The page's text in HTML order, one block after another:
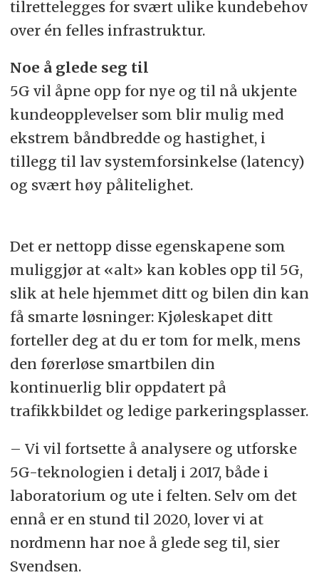
tilrettelegges for svært ulike kundebehov
over én felles infrastruktur.
Noe å glede seg til
5G vil åpne opp for nye og til nå ukjente
kundeopplevelser som blir mulig med
ekstrem båndbredde og hastighet, i
tillegg til lav systemforsinkelse (latency)
og svært høy pålitelighet.
Det er nettopp disse egenskapene som
muliggjør at «alt» kan kobles opp til 5G,
slik at hele hjemmet ditt og bilen din kan
få smarte løsninger: Kjøleskapet ditt
forteller deg at du er tom for melk, mens
den førerløse smartbilen din
kontinuerlig blir oppdatert på
trafikkbildet og ledige parkeringsplasser.
– Vi vil fortsette å analysere og utforske
5G-teknologien i detalj i 2017, både i
laboratorium og ute i felten. Selv om det
ennå er en stund til 2020, lover vi at
nordmenn har noe å glede seg til, sier
Svendsen.